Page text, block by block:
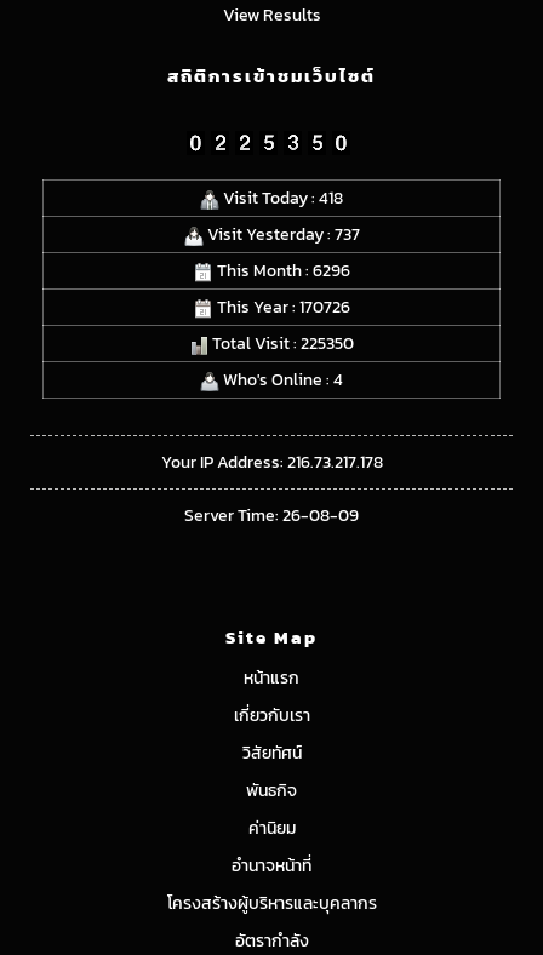
View Results
สถิติการเข้าชมเว็บไซต์
Visit Today : 418
Visit Yesterday : 737
This Month : 6296
This Year : 170726
Total Visit : 225350
Who's Online : 4
Your IP Address: 216.73.217.178
Server Time: 26-08-09
Site Map
หน้าแรก
เกี่ยวกับเรา
วิสัยทัศน์
พันธกิจ
ค่านิยม
อำนาจหน้าที่
โครงสร้างผู้บริหารและบุคลากร
อัตรากำลัง